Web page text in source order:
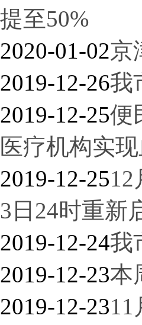
提至50%
2020-01-02京
2019-12-26我
2019-12-25便
医疗机构实
2019-12-2512
3日24时重新
2019-12-24我
2019-12-23本
2019-12-23